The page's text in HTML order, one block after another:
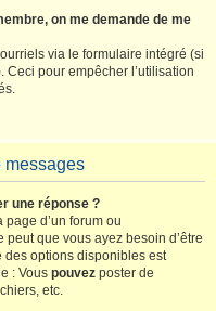
on me demande de me
via le formulaire intégré (si
Ceci pour empêcher l’utilisation
messages
une réponse ?
d’un forum ou
que vous ayez besoin d’être
des options disponibles est
: Vous pouvez poster de
etc.